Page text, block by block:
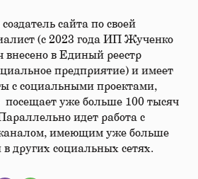
сайта по своей
(с 2023 года ИП Жученко
внесено в Единый реестр
предприятие) и имеет
с социальными проектами,
посещает уже больше 100 тысяч
идет работа с
имеющим уже больше
других социальных сетях.